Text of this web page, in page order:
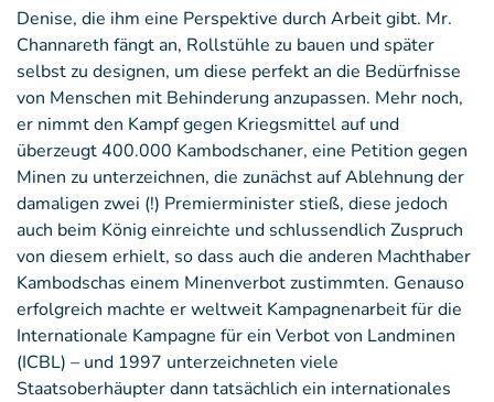
Denise, die ihm eine Perspektive durch Arbeit gibt. Mr.
Channareth fängt an, Rollstühle zu bauen und später
selbst zu designen, um diese perfekt an die Bedürfnisse
von Menschen mit Behinderung anzupassen. Mehr noch,
er nimmt den Kampf gegen Kriegsmittel auf und
überzeugt 400.000 Kambodschaner, eine Petition gegen
Minen zu unterzeichnen, die zunächst auf Ablehnung der
damaligen zwei (!) Premierminister stieß, diese jedoch
auch beim König einreichte und schlussendlich Zuspruch
von diesem erhielt, so dass auch die anderen Machthaber
Kambodschas einem Minenverbot zustimmten. Genauso
erfolgreich machte er weltweit Kampagnenarbeit für die
Internationale Kampagne für ein Verbot von Landminen
(ICBL) – und 1997 unterzeichneten viele
Staatsoberhäupter dann tatsächlich ein internationales